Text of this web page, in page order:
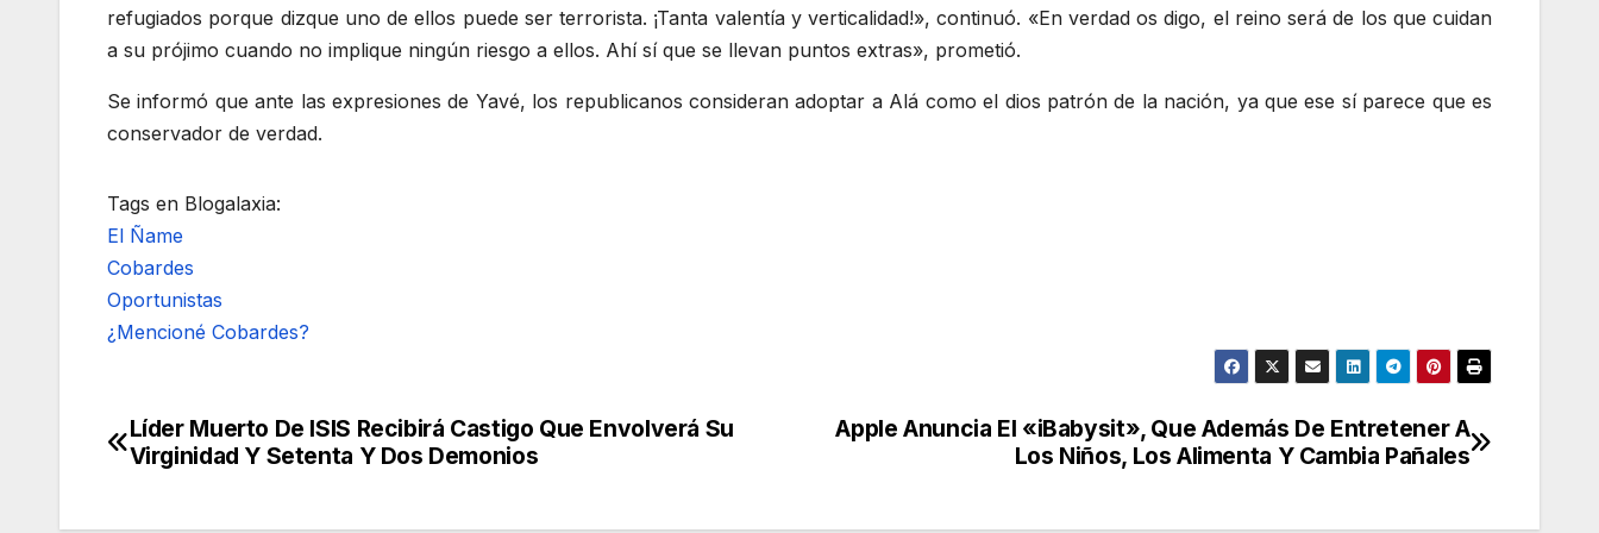
refugiados porque dizque uno de ellos puede ser terrorista. ¡Tanta valentía y verticalidad!», continuó. «En verdad os digo, el reino será de los que cuidan
a su prójimo cuando no implique ningún riesgo a ellos. Ahí sí que se llevan puntos extras», prometió.
Se informó que ante las expresiones de Yavé, los republicanos consideran adoptar a Alá como el dios patrón de la nación, ya que ese sí parece que es
conservador de verdad.
Tags en Blogalaxia:
El Ñame
Cobardes
Oportunistas
¿Mencioné Cobardes?
Navegación
Apple Anuncia El «iBabysit», Que Además De Entretener A
Los Niños, Los Alimenta Y Cambia Pañales
Líder Muerto De ISIS Recibirá Castigo Que Envolverá Su
Virginidad Y Setenta Y Dos Demonios